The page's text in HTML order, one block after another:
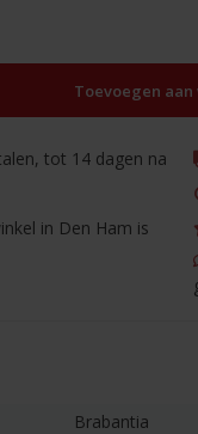
Toevoegen
tot 14 dagen na
in Den Ham is
Brabantia